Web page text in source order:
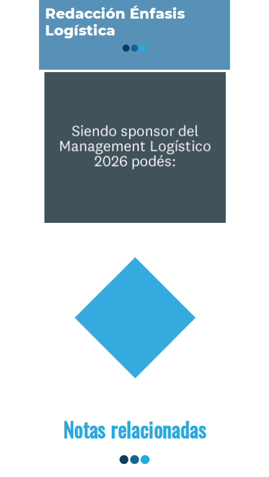
Redacción Énfasis
Logística
Notas relacionadas